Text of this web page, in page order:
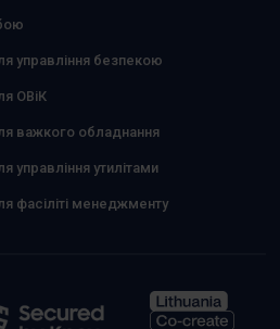
управління безпекою
ОВіК
важкого обладнання
управління утилітами
фасіліті менеджменту